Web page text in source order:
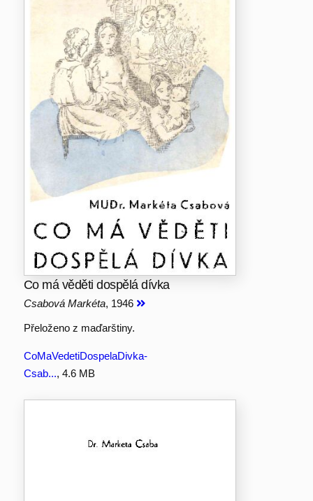
Co má věděti dospělá dívka
Csabová Markéta, 1946
Přeloženo z maďarštiny.
CoMaVedetiDospelaDivka-
Csab..., 4.6 MB